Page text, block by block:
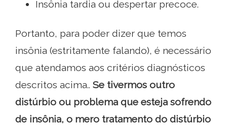
Insônia tardia ou despertar precoce.
Portanto, para poder dizer que temos
insônia (estritamente falando), é necessário
que atendamos aos critérios diagnósticos
descritos acima.. Se tivermos outro
distúrbio ou problema que esteja sofrendo
de insônia, o mero tratamento do distúrbio